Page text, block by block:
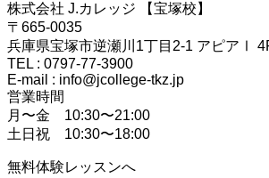
株式会社 J.カレッジ 【宝塚校】
〒665-0035
兵庫県宝塚市逆瀬川1丁目2-1 アピアⅠ
TEL : 0797-77-3900
E-mail : info@jcollege-tkz.jp
営業時間
月〜金 10:30〜21:00
土日祝 10:30〜18:00
無料体験レッスンへ